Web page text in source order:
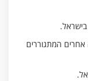
המתגוררים